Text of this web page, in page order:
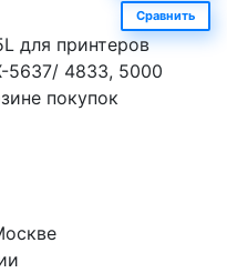
Сравнить
для принтеров
5637/ 4833, 5000
покупок